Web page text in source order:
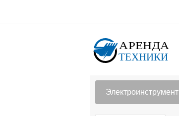
Электроинструмент